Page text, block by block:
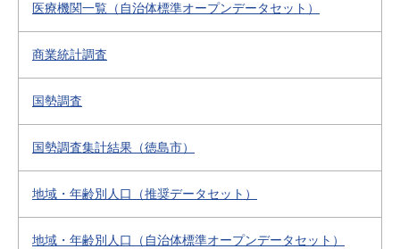
医療機関一覧（自治体標準オープンデータセット）
商業統計調査
国勢調査
国勢調査集計結果（徳島市）
地域・年齢別人口（推奨データセット）
地域・年齢別人口（自治体標準オープンデータセット）